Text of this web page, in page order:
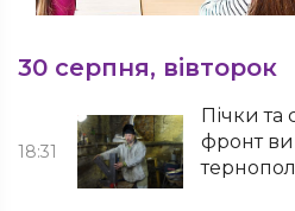
30 серпня, вівторок
18:31
Пічки та
фронт